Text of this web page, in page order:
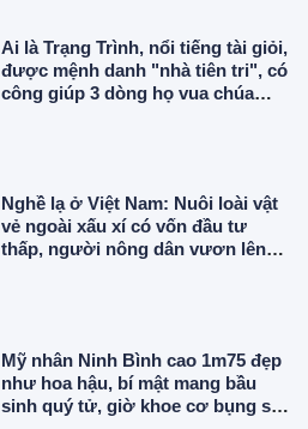
Ai là Trạng Trình, nổi tiếng tài giỏi,
được mệnh danh "nhà tiên tri", có
công giúp 3 dòng họ vua chúa
Nghề lạ ở Việt Nam: Nuôi loài vật
vẻ ngoài xấu xí có vốn đầu tư
thấp, người nông dân vươn lên
Mỹ nhân Ninh Bình cao 1m75 đẹp
như hoa hậu, bí mật mang bầu
sinh quý tử, giờ khoe cơ bụng số